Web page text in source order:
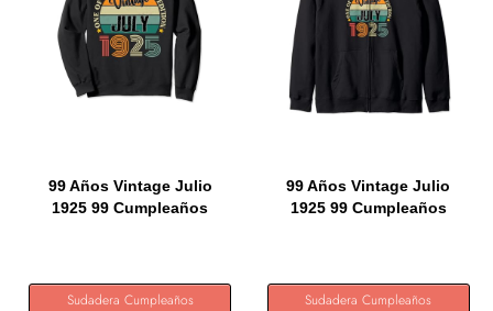
99 Años Vintage Julio
1925 99 Cumpleaños
Sudadera Cumpleaños
99 Años Vintage Julio
1925 99 Cumpleaños
Sudadera Cumpleaños